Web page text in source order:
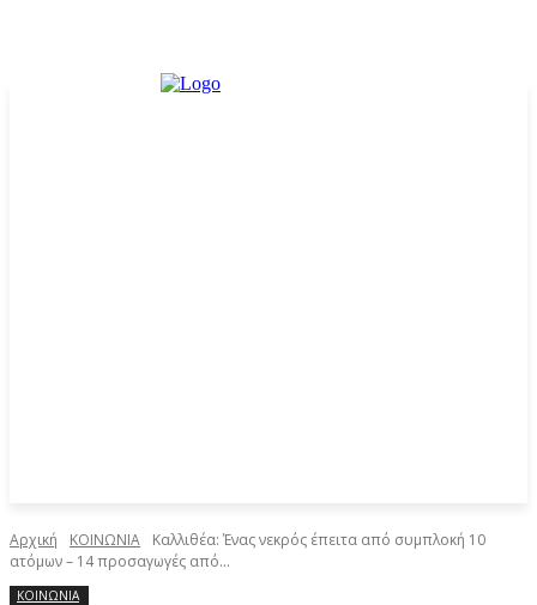
Αρχική ΚΟΙΝΩΝΙΑ
Καλλιθέα: Ένας νεκρός έπειτα από συμπλοκή 10
ατόμων – 14 προσαγωγές από...
ΚΟΙΝΩΝΙΑ